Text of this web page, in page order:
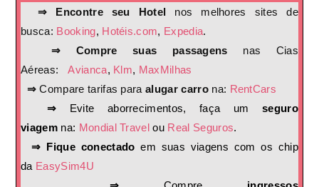
⇒ Encontre seu Hotel nos melhores sites de
busca: Booking, Hotéis.com, Expedia.
⇒ Compre suas passagens nas Cias
Aéreas:
Avianca, Klm, MaxMilhas
⇒ Compare tarifas paraalugar carrona: RentCars
⇒ Evite aborrecimentos, faça umseguro
viagemna: Mondial Travel ou Real Seguros.
⇒ Fique conectado em suas viagens com os chip
da EasySim4U